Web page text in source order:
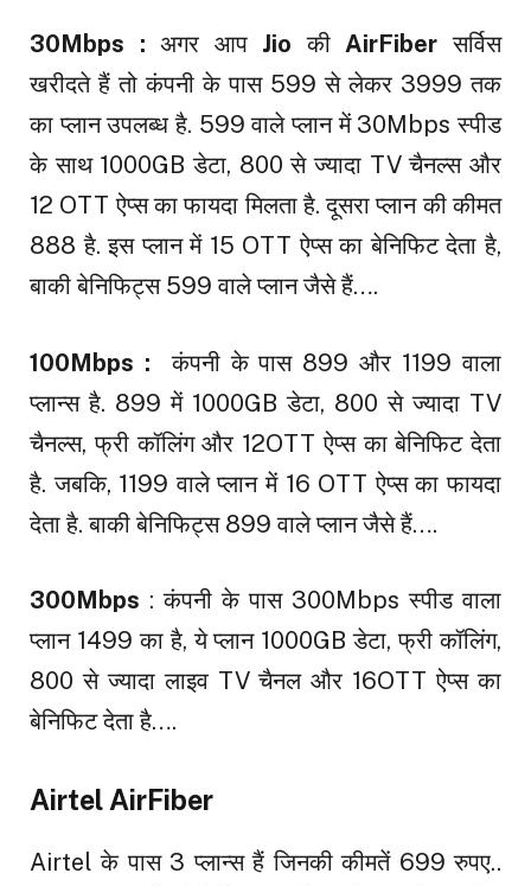
30Mbps : अगर आप Jioकी AirFiber सर्विस
खरीदते हैं तो कंपनी के पास ₹599 से लेकर ₹3999 तक
का प्लान उपलब्ध है. ₹599 वाले प्लान में 30Mbps स्पीड
के साथ 1000GB डेटा, 800 से ज्यादा TV चैनल्स और
12 OTT ऐप्स का फायदा मिलता है. दूसरा प्लान की कीमत
₹888 है. इस प्लान में 15 OTT ऐप्स का बेनिफिट देता है,
बाकी बेनिफिट्स ₹599 वाले प्लान जैसे हैं….
100Mbps : कंपनी के पास ₹899 और ₹1199 वाला
प्लान्स है. ₹899 में 1000GB डेटा, 800 से ज्यादा TV
चैनल्स, फ्री कॉलिंग और 12OTT ऐप्स का बेनिफिट देता
है. जबकि, ₹1199 वाले प्लान में 16 OTT ऐप्स का फायदा
देता है. बाकी बेनिफिट्स ₹899 वाले प्लान जैसे हैं….
300Mbps : कंपनी के पास 300Mbps स्पीड वाला
प्लान ₹1499 का है, ये प्लान 1000GB डेटा, फ्री कॉलिंग,
800 से ज्यादा लाइव TV चैनल और 16OTT ऐप्स का
बेनिफिट देता है….
Airtel AirFiber
Airtel के पास 3 प्लान्स हैं जिनकी कीमतें ₹699 रुपए..₹